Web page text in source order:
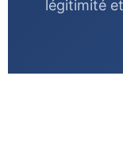
légitimité